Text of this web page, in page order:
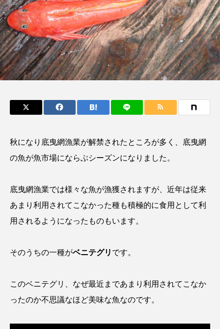
＜ツバメウオ＞は意外
と美味しい！ “でかい
鰭”が特徴的な魚を実
際に食べてみた
椎名まさ
と
2026.08.05
意外と簡単！ 100均で
買った道具で＜魚のは
く製＞を作ってみた
夏休みの自由研究にい
かが？
みのり
2026.06.02
アイナメ アオウオ アオザメ
アカクラゲ アカザ アカハタ
アカムツ アカメ アクアリウム
アブラボテ アマガエル アマゴ
秋になり底曳網漁業が解禁されたところが多く、底曳網
の魚が魚市場にならぶシーズンになりました。
底曳網漁業では様々な魚が漁獲されますが、近年は従来
あまり利用されてこなかった種も積極的に食用として利
用されるようになったものもいます。
そのうちの一種がベニテグリ です。
このベニテグリ、なぜ最近まであまり利用されてこなか
ったのか不思議なほど美味な魚なのです。